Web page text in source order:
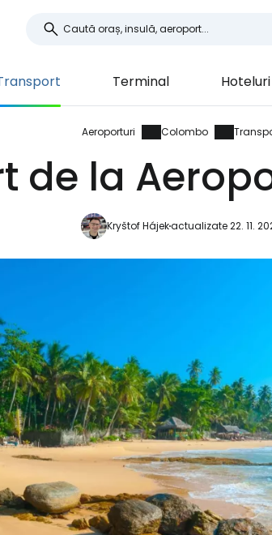
Terminal Hoteluri
Aeroporturi Colombo
de la
Kryštof Hájekactualizate 22. 11.